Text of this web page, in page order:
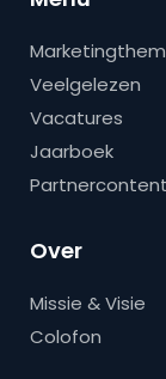
Veelgelezen
Vacatures
Jaarboek
Partnercontent
Over
Missie & Visie
Colofon